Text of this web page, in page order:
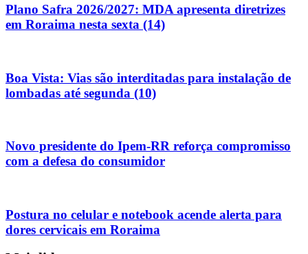
Plano Safra 2026/2027: MDA apresenta diretrizes
em Roraima nesta sexta (14)
Boa Vista: Vias são interditadas para instalação de
lombadas até segunda (10)
Novo presidente do Ipem-RR reforça compromisso
com a defesa do consumidor
Postura no celular e notebook acende alerta para
dores cervicais em Roraima